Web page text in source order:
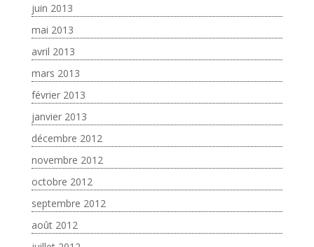
juin 2013
mai 2013
avril 2013
mars 2013
février 2013
janvier 2013
décembre 2012
novembre 2012
octobre 2012
septembre 2012
août 2012